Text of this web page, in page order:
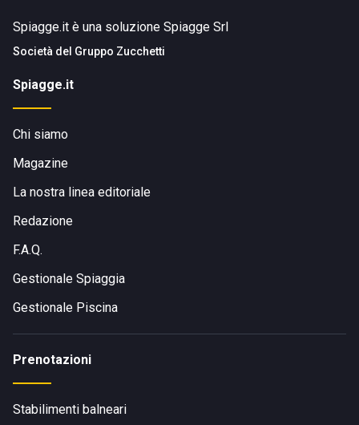
Spiagge.it è una soluzione Spiagge Srl
Società del Gruppo Zucchetti
Spiagge.it
Chi siamo
Magazine
La nostra linea editoriale
Redazione
F.A.Q.
Gestionale Spiaggia
Gestionale Piscina
Prenotazioni
Stabilimenti balneari